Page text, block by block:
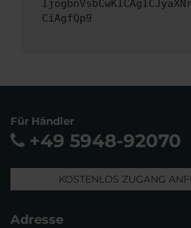
CiAgfQp9
Für Händler
+49 5948-92070
KOSTENLOS ZUGANG
Adresse